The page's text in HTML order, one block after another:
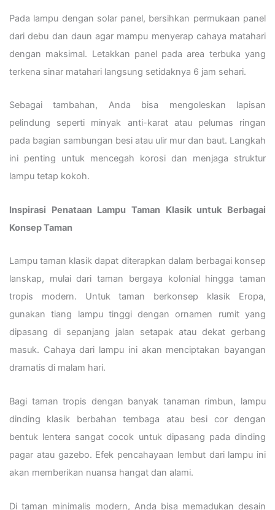
Pada lampu dengan solar panel, bersihkan permukaan panel
dari debu dan daun agar mampu menyerap cahaya matahari
dengan maksimal. Letakkan panel pada area terbuka yang
terkena sinar matahari langsung setidaknya 6 jam sehari.
Sebagai tambahan, Anda bisa mengoleskan lapisan
pelindung seperti minyak anti-karat atau pelumas ringan
pada bagian sambungan besi atau ulir mur dan baut. Langkah
ini penting untuk mencegah korosi dan menjaga struktur
lampu tetap kokoh.
Inspirasi Penataan Lampu Taman Klasik untuk Berbagai
Konsep Taman
Lampu taman klasik dapat diterapkan dalam berbagai konsep
lanskap, mulai dari taman bergaya kolonial hingga taman
tropis modern. Untuk taman berkonsep klasik Eropa,
gunakan tiang lampu tinggi dengan ornamen rumit yang
dipasang di sepanjang jalan setapak atau dekat gerbang
masuk. Cahaya dari lampu ini akan menciptakan bayangan
dramatis di malam hari.
Bagi taman tropis dengan banyak tanaman rimbun, lampu
dinding klasik berbahan tembaga atau besi cor dengan
bentuk lentera sangat cocok untuk dipasang pada dinding
pagar atau gazebo. Efek pencahayaan lembut dari lampu ini
akan memberikan nuansa hangat dan alami.
Di taman minimalis modern, Anda bisa memadukan desain